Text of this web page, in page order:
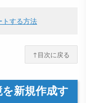
トする方法
↑目次に戻る
新規作成す